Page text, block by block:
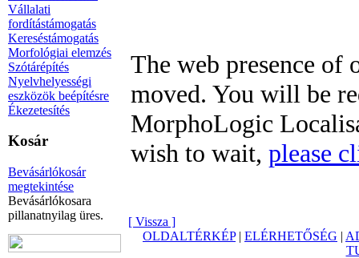
Vállalati
fordítástámogatás
Kereséstámogatás
Morfológiai elemzés
Szótárépítés
Nyelvhelyességi
eszközök beépítésre
Ékezetesítés
Kosár
Bevásárlókosár
megtekintése
Bevásárlókosara
pillanatnyilag üres.
The web presence of
moved. You will be
MorphoLogic
wish to wait, please
[ Vissza ]
OLDALTÉRKÉP| ELÉRHETŐSÉG |